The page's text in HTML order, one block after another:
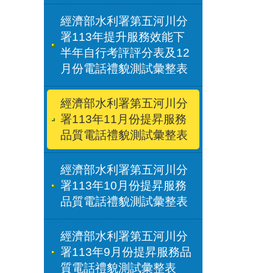
經濟部水利署第五河川分
署113年提升服務效能下
半年自行考評評分表及12
月份電話禮貌測試彙整表
經濟部水利署第五河川分
署113年11月份提昇服務
品質電話禮貌測試彙整表
經濟部水利署第五河川分
署113年10月份提昇服務
品質電話禮貌測試彙整表
經濟部水利署第五河川分
署113年9月份提昇服務品
質電話禮貌測試彙整表